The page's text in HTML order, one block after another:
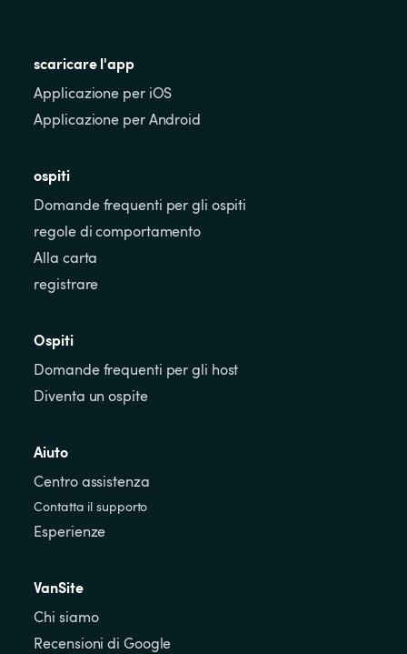
scaricare l'app
Applicazione per iOS
Applicazione per Android
ospiti
Domande frequenti per gli ospiti
regole di comportamento
Alla carta
registrare
Ospiti
Domande frequenti per gli host
Diventa un ospite
Aiuto
Centro assistenza
Contatta il supporto
Esperienze
VanSite
Chi siamo
Recensioni di Google